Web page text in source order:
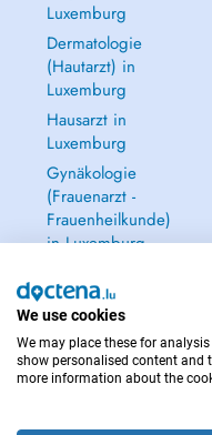
Luxemburg
Dermatologie
(Hautarzt) in
Luxemburg
Hausarzt in
Luxemburg
Gynäkologie
(Frauenarzt -
Frauenheilkunde)
in Luxemburg
IM NOTFALL
We use cookies
We may place these for
show personalised content and
more information about the